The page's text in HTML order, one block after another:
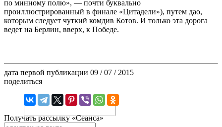
по минному полю», — почти буквально
проиллюстрированный в финале «Цитадели»), путем дао,
которым следует чуткий комдив Котов. И только эта дорога
ведет на Берлин, вверх, к Победе.
дата первой публикации 09 / 07 / 2015
поделиться
Получать рассылку «Сеанса»